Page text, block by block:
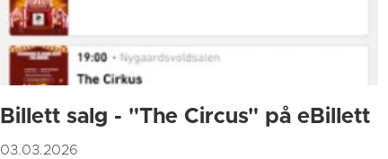
Billett salg - "The Circus" på eBillett
03.03.2026